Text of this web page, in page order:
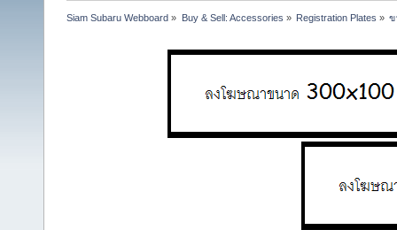
Siam Subaru Webboard » Buy & Sell: Accessories » Registration Plates » ข